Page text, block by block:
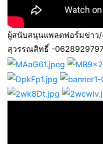
ผู้สนับสนุนแพลตฟอร์มข่าว
สุวรรณสิทธิ์ -